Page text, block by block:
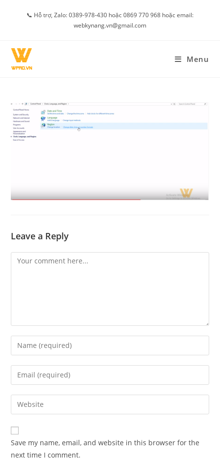
📞 Hỗ trợ, Zalo: 0389-978-430 hoặc 0869 770 968 hoặc email:
webkynang.vn@gmail.com
Menu
Leave a Reply
Comment
Enter
your
name
comment
Enter
your
email
address
comment
Enter
your
website
URL
(optional)
Save my name, email, and website in this browser for the
next time I comment.